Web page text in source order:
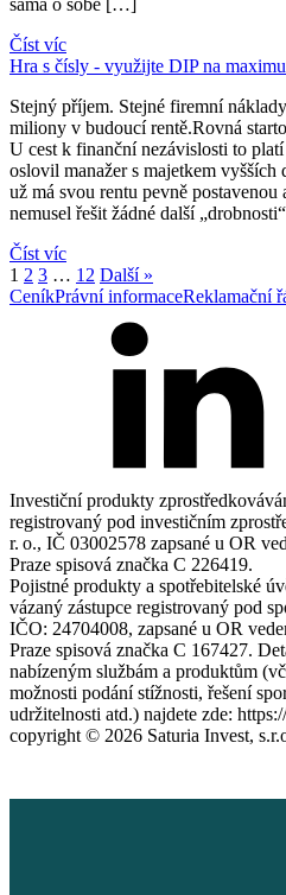
sama o sobě […]
Číst víc
Hra s čísly - využijte DIP na
Stejný příjem. Stejné firemní
miliony v budoucí rentě.Rovná
U cest k finanční nezávislosti to
oslovil manažer s majetkem
už má svou rentu pevně
nemusel řešit žádné další
Číst víc
1 2 3 … 12 Další »
CeníkPrávní informaceReklamační
Investiční produkty
registrovaný pod investičním
r. o., IČ 03002578 zapsané u OR
Praze spisová značka C 226419.
Pojistné produkty a spotřebitelské
vázaný zástupce registrovaný pod
IČO: 24704008, zapsané u OR
Praze spisová značka C 167427.
nabízeným službám a produktům
možnosti podání stížnosti, řešení
udržitelnosti atd.) najdete zde:
copyright © 2026 Saturia Invest,